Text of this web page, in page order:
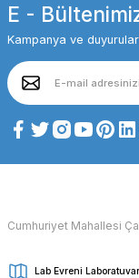
E -
Kampanya ve
Cumhuriyet Mahallesi
Lab Evreni